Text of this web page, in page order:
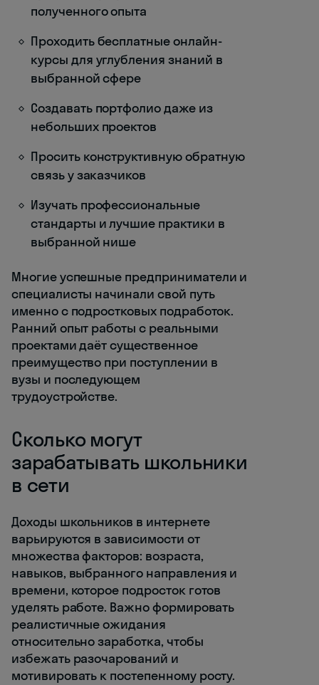
полученного опыта
Проходить бесплатные онлайн-
курсы для углубления знаний в
выбранной сфере
Создавать портфолио даже из
небольших проектов
Просить конструктивную обратную
связь у заказчиков
Изучать профессиональные
стандарты и лучшие практики в
выбранной нише
Многие успешные предприниматели и
специалисты начинали свой путь
именно с подростковых подработок.
Ранний опыт работы с реальными
проектами даёт существенное
преимущество при поступлении в
вузы и последующем
трудоустройстве.
Сколько могут
зарабатывать школьники
в сети
Доходы школьников в интернете
варьируются в зависимости от
множества факторов: возраста,
навыков, выбранного направления и
времени, которое подросток готов
уделять работе. Важно формировать
реалистичные ожидания
относительно заработка, чтобы
избежать разочарований и
мотивировать к постепенному росту.